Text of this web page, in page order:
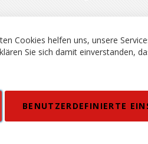
AGB Datenschutz
solange Vorrat reicht. Fehler,
Cookies helfen uns, unsere
Sie sich damit einverstanden,
BENUTZERDEFINIERTE